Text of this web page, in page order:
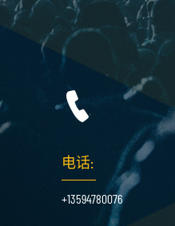
电话:
+13594780076